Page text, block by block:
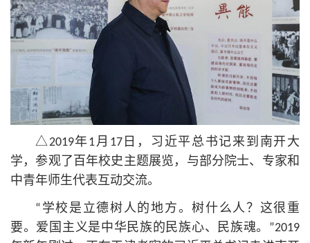
△2019年1月17日，习 近平 总 书记来到南开大
学，参观了百年校史主题展览，与部分院士、专家和
中青年师生代表互动交流。
“学校是立德树人的地方。树什么人？这很重
要。爱国主义是中华民族的民族心、民族魂。”2019